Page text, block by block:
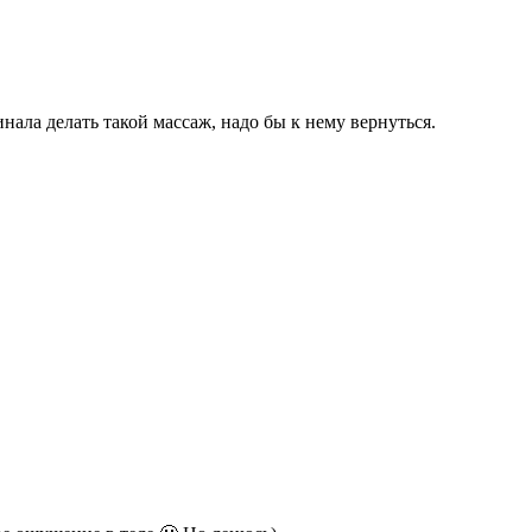
делать такой массаж, надо бы к нему вернуться.